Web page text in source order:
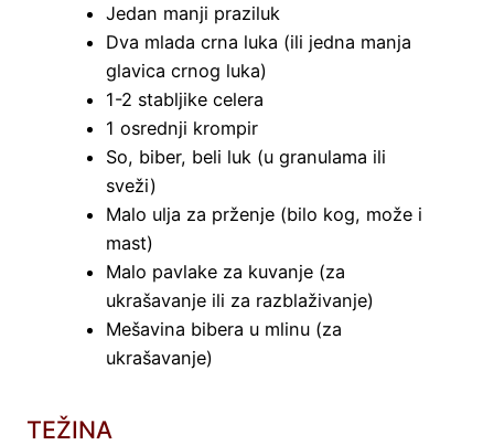
Jedan manji praziluk
Dva mlada crna luka (ili jedna manja
glavica crnog luka)
1-2 stabljike celera
1 osrednji krompir
So, biber, beli luk (u granulama ili
sveži)
Malo ulja za prženje (bilo kog, može i
mast)
Malo pavlake za kuvanje (za
ukrašavanje ili za razblaživanje)
Mešavina bibera u mlinu (za
ukrašavanje)
TEŽINA